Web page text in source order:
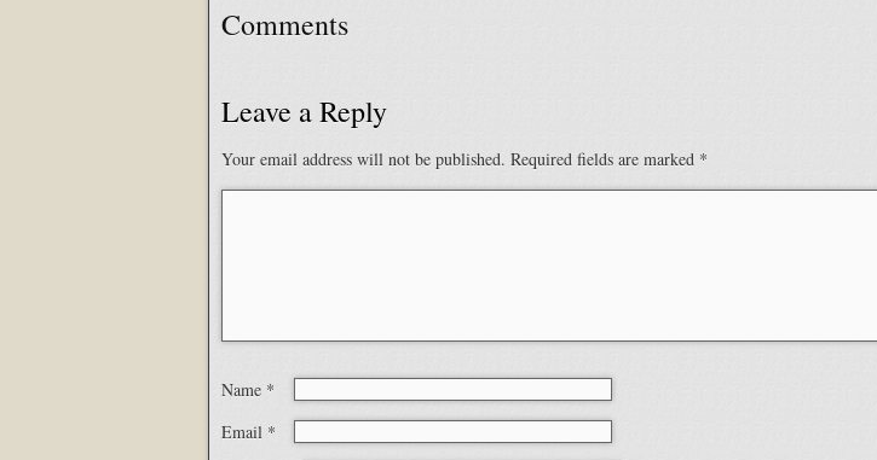
Comments
Leave a Reply
Your email address will not be published. Required fields are marked *
Name *
Email *